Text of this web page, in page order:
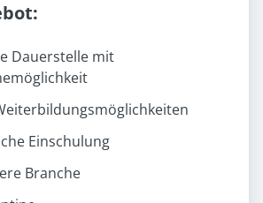
Dauerstelle mit
Einschulung
Branche